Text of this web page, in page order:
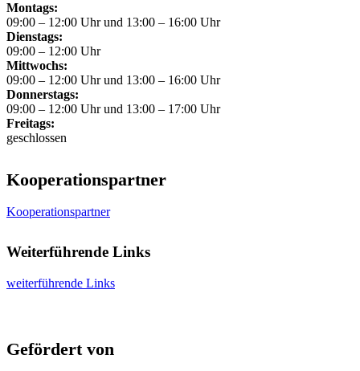
Montags:
09:00 – 12:00 Uhr und 13:00 – 16:00 Uhr
Dienstags:
09:00 – 12:00 Uhr
Mittwochs:
09:00 – 12:00 Uhr und 13:00 – 16:00 Uhr
Donnerstags:
09:00 – 12:00 Uhr und 13:00 – 17:00 Uhr
Freitags:
geschlossen
Kooperationspartner
Kooperationspartner
Weiterführende Links
weiterführende Links
Gefördert von